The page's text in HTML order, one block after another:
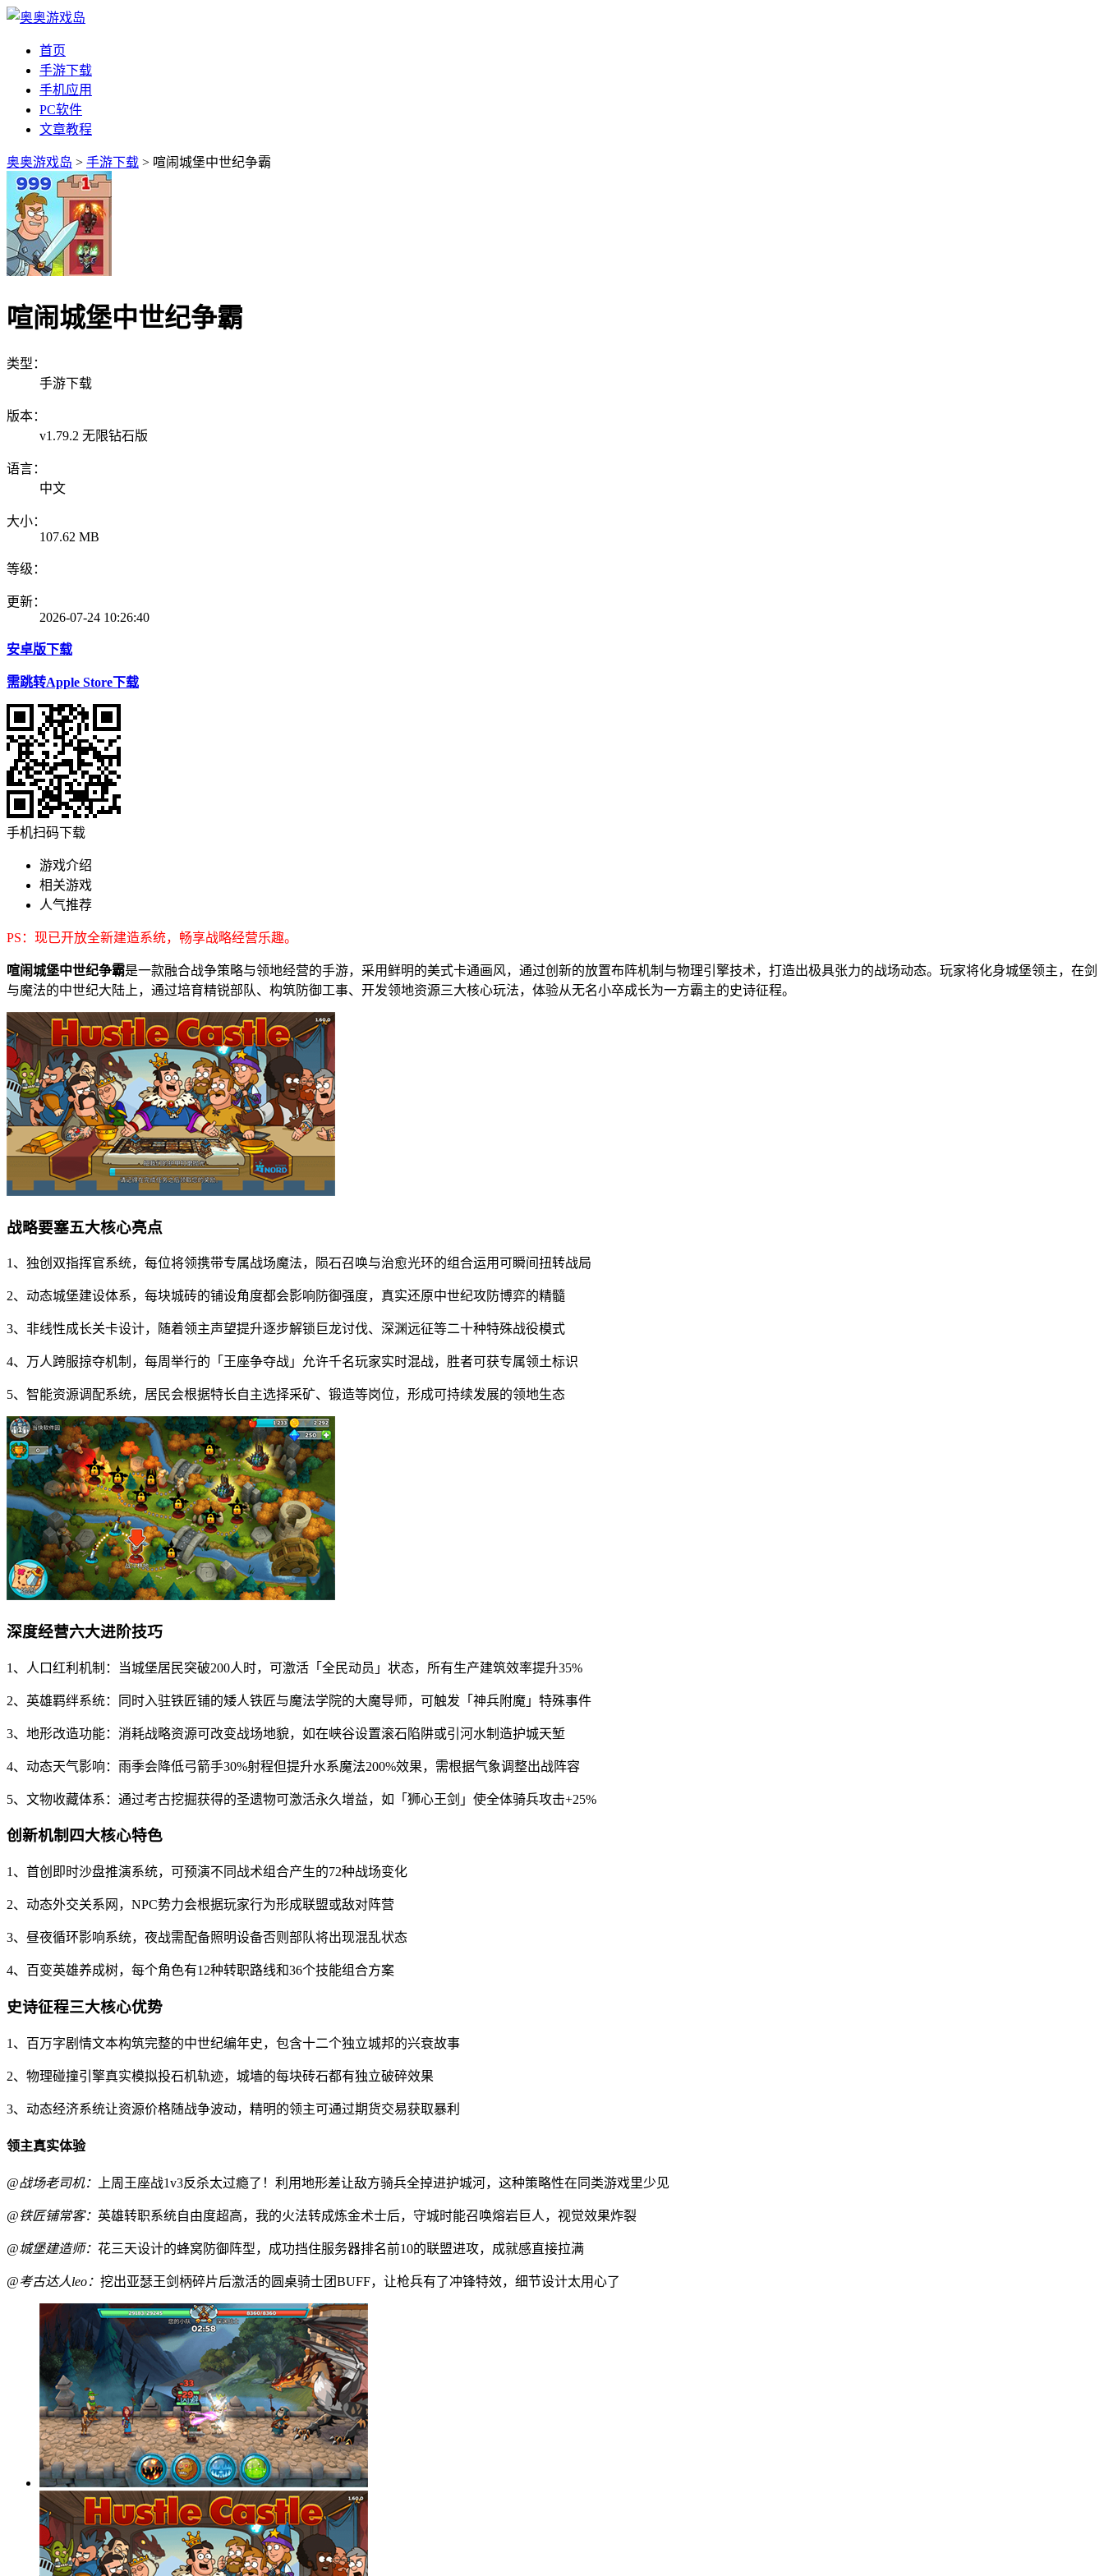
首页
手游下载
手机应用
PC软件
文章教程
奥奥游戏岛 > 手游下载 > 喧闹城堡中世纪争霸
喧闹城堡中世纪争霸
类型：
手游下载
版本：
v1.79.2 无限钻石版
语言：
中文
大小：
107.62 MB
等级：
更新：
2026-07-24 10:26:40
安卓版下载
需跳转Apple Store下载
手机扫码下载
游戏介绍
相关游戏
人气推荐
PS：现已开放全新建造系统，畅享战略经营乐趣。
喧闹城堡中世纪争霸是一款融合战争策略与领地经营的手游，采用鲜明的美式卡通画风，通过创新的放置布阵机制与物理引擎技术，打造出极具张力的战场动态。玩家将化身城堡领主，在剑
与魔法的中世纪大陆上，通过培育精锐部队、构筑防御工事、开发领地资源三大核心玩法，体验从无名小卒成长为一方霸主的史诗征程。
战略要塞五大核心亮点
1、独创双指挥官系统，每位将领携带专属战场魔法，陨石召唤与治愈光环的组合运用可瞬间扭转战局
2、动态城堡建设体系，每块城砖的铺设角度都会影响防御强度，真实还原中世纪攻防博弈的精髓
3、非线性成长关卡设计，随着领主声望提升逐步解锁巨龙讨伐、深渊远征等二十种特殊战役模式
4、万人跨服掠夺机制，每周举行的「王座争夺战」允许千名玩家实时混战，胜者可获专属领土标识
5、智能资源调配系统，居民会根据特长自主选择采矿、锻造等岗位，形成可持续发展的领地生态
深度经营六大进阶技巧
1、人口红利机制：当城堡居民突破200人时，可激活「全民动员」状态，所有生产建筑效率提升35%
2、英雄羁绊系统：同时入驻铁匠铺的矮人铁匠与魔法学院的大魔导师，可触发「神兵附魔」特殊事件
3、地形改造功能：消耗战略资源可改变战场地貌，如在峡谷设置滚石陷阱或引河水制造护城天堑
4、动态天气影响：雨季会降低弓箭手30%射程但提升水系魔法200%效果，需根据气象调整出战阵容
5、文物收藏体系：通过考古挖掘获得的圣遗物可激活永久增益，如「狮心王剑」使全体骑兵攻击+25%
创新机制四大核心特色
1、首创即时沙盘推演系统，可预演不同战术组合产生的72种战场变化
2、动态外交关系网，NPC势力会根据玩家行为形成联盟或敌对阵营
3、昼夜循环影响系统，夜战需配备照明设备否则部队将出现混乱状态
4、百变英雄养成树，每个角色有12种转职路线和36个技能组合方案
史诗征程三大核心优势
1、百万字剧情文本构筑完整的中世纪编年史，包含十二个独立城邦的兴衰故事
2、物理碰撞引擎真实模拟投石机轨迹，城墙的每块砖石都有独立破碎效果
3、动态经济系统让资源价格随战争波动，精明的领主可通过期货交易获取暴利
领主真实体验
@战场老司机： 上周王座战1v3反杀太过瘾了！利用地形差让敌方骑兵全掉进护城河，这种策略性在同类游戏里少见
@铁匠铺常客： 英雄转职系统自由度超高，我的火法转成炼金术士后，守城时能召唤熔岩巨人，视觉效果炸裂
@城堡建造师： 花三天设计的蜂窝防御阵型，成功挡住服务器排名前10的联盟进攻，成就感直接拉满
@考古达人leo： 挖出亚瑟王剑柄碎片后激活的圆桌骑士团BUFF，让枪兵有了冲锋特效，细节设计太用心了